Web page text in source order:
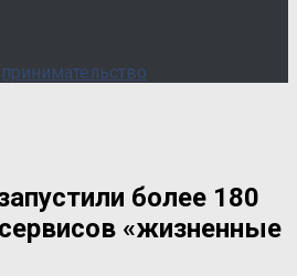
более 180
«жизненные